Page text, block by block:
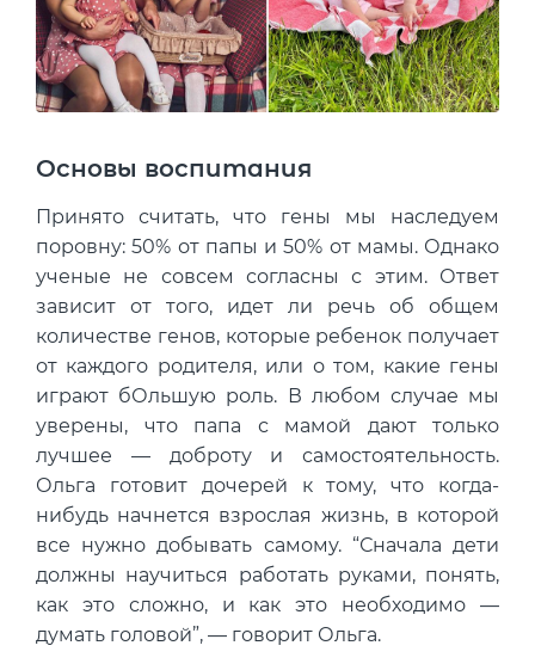
Основы воспитания
Принято считать, что гены мы наследуем
поровну: 50% от папы и 50% от мамы. Однако
ученые не совсем согласны с этим. Ответ
зависит от того, идет ли речь об общем
количестве генов, которые ребенок получает
от каждого родителя, или о том, какие гены
играют бОльшую роль. В любом случае мы
уверены, что папа с мамой дают только
лучшее — доброту и самостоятельность.
Ольга готовит дочерей к тому, что когда-
нибудь начнется взрослая жизнь, в которой
все нужно добывать самому. “Сначала дети
должны научиться работать руками, понять,
как это сложно, и как это необходимо —
думать головой”, — говорит Ольга.